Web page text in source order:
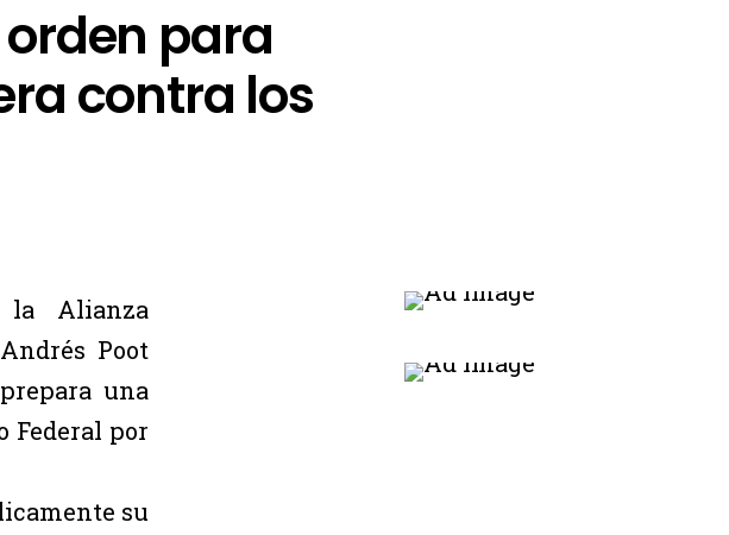
para
contra los
la Alianza
Poot
una
Federal por
su